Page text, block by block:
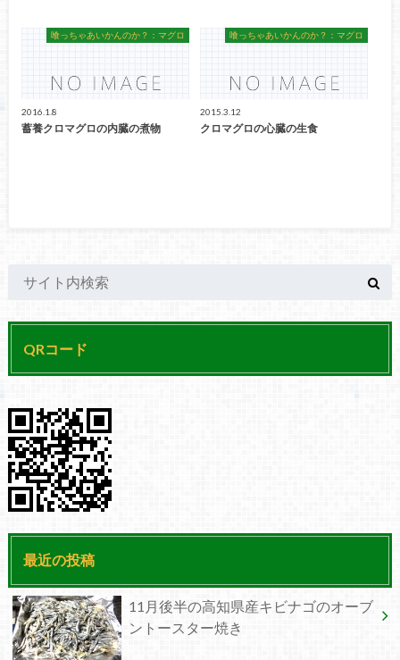
喰っちゃあいかんのか？：マグロ
2016.1.8
蓄養クロマグロの内臓の煮物
喰っちゃあいかんのか？：マグロ
2015.3.12
クロマグロの心臓の生食
QRコード
最近の投稿
11月後半の高知県産キビナゴのオーブ
ントースター焼き